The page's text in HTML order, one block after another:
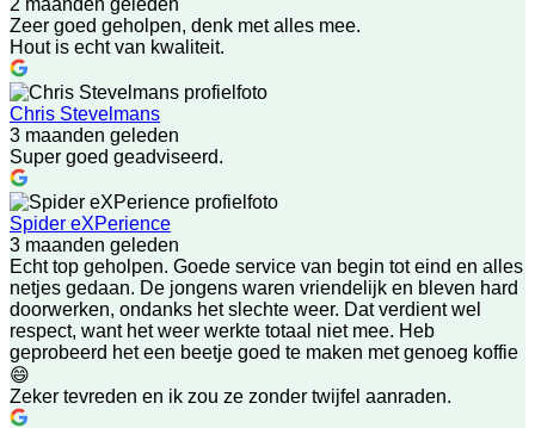
Zeer goed geholpen, denk met alles mee.
Hout is echt van kwaliteit.
Chris Stevelmans
3 maanden geleden
Super goed geadviseerd.
Spider eXPerience
3 maanden geleden
Echt top geholpen. Goede service van begin tot eind en alles
netjes gedaan. De jongens waren vriendelijk en bleven hard
doorwerken, ondanks het slechte weer. Dat verdient wel
respect, want het weer werkte totaal niet mee. Heb
geprobeerd het een beetje goed te maken met genoeg koffie
😄
Zeker tevreden en ik zou ze zonder twijfel aanraden.